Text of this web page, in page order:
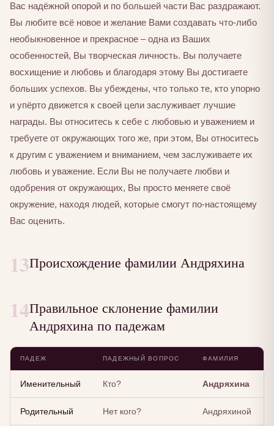
Вас надёжной опорой и по большей части Вас раздражают.
Вы любите всё новое и желание Вами создавать что-либо
необыкновенное и прекрасное – одна из Ваших
особенностей, Вы творческая личность. Вы получаете
восхищение и любовь и благодаря этому Вы достигаете
больших успехов. Вы убеждены, что только те, кто упорно
и упёрто движется к своей цели заслуживает лучшие
награды. Вы относитесь к себе с любовью и уважением и
требуете от окружающих того же, при этом, Вы относитесь
к другим с уважением и вниманием, чем заслуживаете их
любовь и уважение. Если Вы не получаете любви и
одобрения от окружающих, Вы просто меняете своё
окружение, находя людей, которые смогут по-настоящему
Вас оценить.
13Происхождение фамилии Андряхина
14Правильное склонение фамилии
Андряхина по падежам
ПАДЕЖ ПАДЕЖНЫЙ ВОПРОС ФАМИЛИЯ
Именительный Кто? Андряхина
Родительный Нет кого? Андряхиной